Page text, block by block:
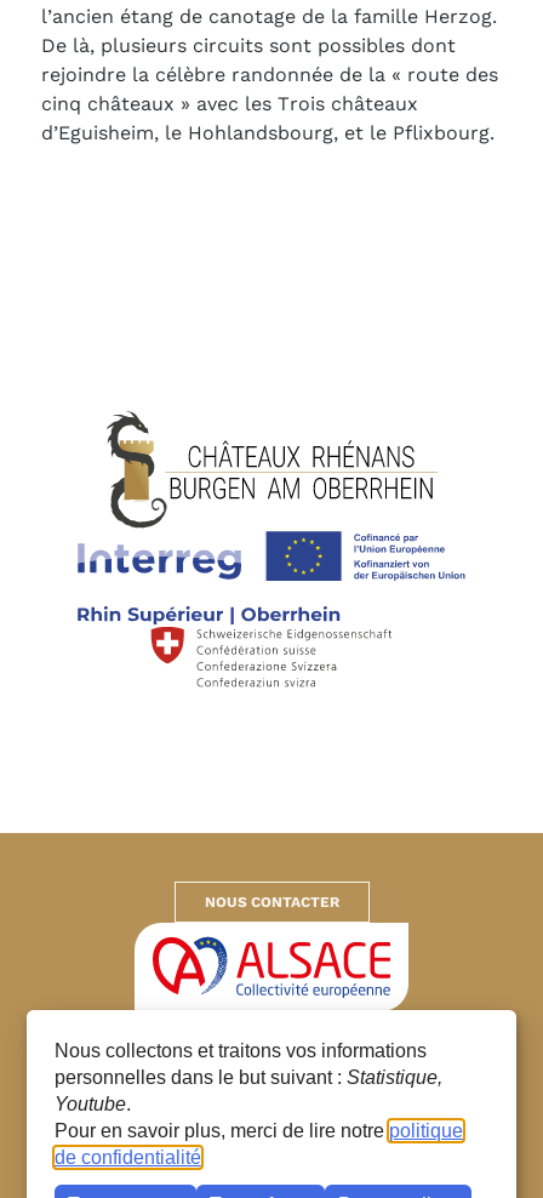
Nous collectons et traitons vos informations
personnelles dans le but suivant : Statistique,
Youtube.
Pour en savoir plus, merci de lire notre politique
de confidentialité
l’ancien étang de canotage de la famille Herzog.
De là, plusieurs circuits sont possibles dont
rejoindre la célèbre randonnée de la « route des
cinq châteaux » avec les Trois châteaux
d’Eguisheim, le Hohlandsbourg, et le Pflixbourg.
NOUS CONTACTER
Collectivité européenne d’Alsace
© 2026 – Tous droits réservés
Mentions Légales
Données personnelles